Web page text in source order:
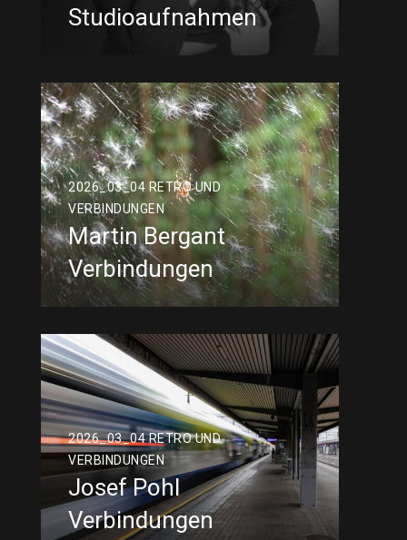
Studioaufnahmen
2026_03_04 RETRO UND
VERBINDUNGEN
Martin Bergant
Verbindungen
2026_03_04 RETRO UND
VERBINDUNGEN
Josef Pohl
Verbindungen